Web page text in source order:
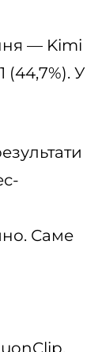
— Kimi
(44,7%). У
Саме